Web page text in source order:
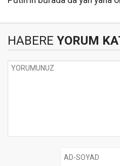
HABERE YORUM